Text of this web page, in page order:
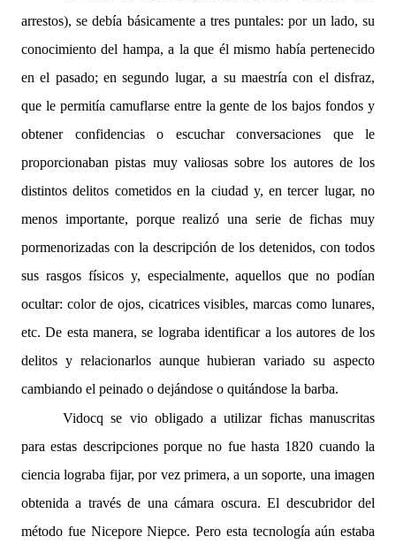
arrestos), se debía básicamente a tres puntales: por un lado, su
conocimiento del hampa, a la que él mismo había pertenecido
en el pasado; en segundo lugar, a su maestría con el disfraz,
que le permitía camuflarse entre la gente de los bajos fondos y
obtener confidencias o escuchar conversaciones que le
proporcionaban pistas muy valiosas sobre los autores de los
distintos delitos cometidos en la ciudad y, en tercer lugar, no
menos importante, porque realizó una serie de fichas muy
pormenorizadas con la descripción de los detenidos, con todos
sus rasgos físicos y, especialmente, aquellos que no podían
ocultar: color de ojos, cicatrices visibles, marcas como lunares,
etc. De esta manera, se lograba identificar a los autores de los
delitos y relacionarlos aunque hubieran variado su aspecto
cambiando el peinado o dejándose o quitándose la barba.
Vidocq se vio obligado a utilizar fichas manuscritas
para estas descripciones porque no fue hasta 1820 cuando la
ciencia lograba fijar, por vez primera, a un soporte, una imagen
obtenida a través de una cámara oscura. El descubridor del
método fue Nicepore Niepce. Pero esta tecnología aún estaba